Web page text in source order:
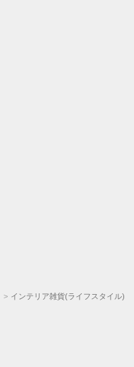
インテリア雑貨(ライフスタイル)